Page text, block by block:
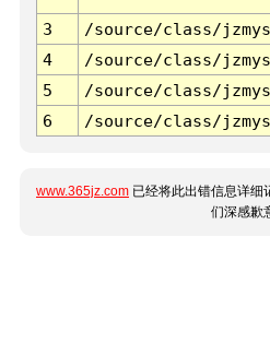
3 /source/class/
4
/source/class/
5
/source/class/
6
/source/class/
www.365jz.com 已经将此出错信息详细
们深感歉